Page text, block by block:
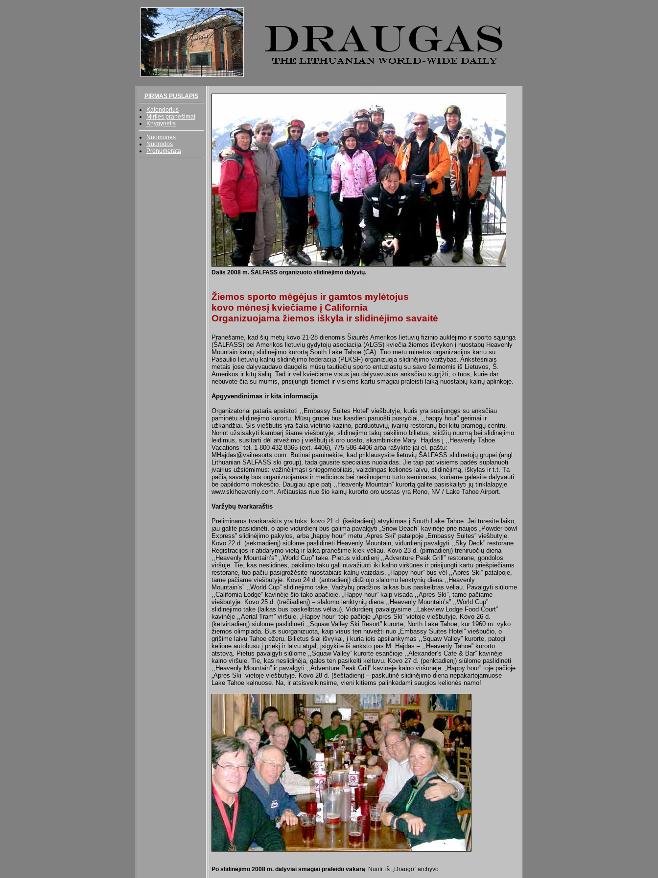
PIRMAS PUSLAPIS
Kalendorius
Mirties pranešimai
Knygynėlis
Nuomonės
Nuorodos
Prenumerata
Dalis 2008 m. ŠALFASS organizuoto slidinėjimo dalyvių.
Žiemos sporto mėgėjus ir gamtos mylėtojus
kovo mėnesį kviečiame į California
Organizuojama žiemos iškyla ir slidinėjimo savaitė
Pranešame, kad šių metų kovo 21-28 dienomis Šiaurės Amerikos lietuvių fizinio auklėjimo ir sporto sąjunga
(ŠALFASS) bei Amerikos lietuvių gydytojų asociacija (ALGS) kviečia žiemos išvykon į nuostabų Heavenly
Mountain kalnų slidinėjimo kurortą South Lake Tahoe (CA). Tuo metu minėtos organizacijos kartu su
Pasaulio lietuvių kalnų slidinėjimo federacija (PLKSF) organizuoja slidinėjimo varžybas. Ankstesniais
metais jose dalyvaudavo daugelis mūsų tautiečių sporto entuziastų su savo šeimomis iš Lietuvos, Š.
Amerikos ir kitų šalių. Tad ir vėl kviečiame visus jau dalyvavusius anksčiau sugrįžti, o tuos, kurie dar
nebuvote čia su mumis, prisijungti šiemet ir visiems kartu smagiai praleisti laiką nuostabių kalnų aplinkoje.
Apgyvendinimas ir kita informacija
Organizatoriai pataria apsistoti ,,Embassy Suites Hotel” viešbutyje, kuris yra susijungęs su anksčiau
paminėtu slidinėjimo kurortu. Mūsų grupei bus kasdien paruošti pusryčiai, ,,happy hour” gėrimai ir
užkandžiai. Šis viešbutis yra šalia vietinio kazino, parduotuvių, įvairių restoranų bei kitų pramogų centrų.
Norint užsisakyti kambarį šiame viešbutyje, slidinėjimo takų pakilimo bilietus, slidžių nuomą bei slidinėjimo
leidimus, susitarti dėl atvežimo į viešbutį iš oro uosto, skambinkite Mary Hajdas į ,,Heavenly Tahoe
Vacations” tel. 1-800-432-8365 (ext. 4406), 775-586-4406 arba rašykite jai el. paštu:
MHajdas@vailresorts.com. Būtinai paminėkite, kad priklausysite lietuvių ŠALFASS slidinėtojų grupei (angl.
Lithuanian SALFASS ski group), tada gausite specialias nuolaidas. Jie taip pat visiems padės suplanuoti
įvairius užsiėmimus: važinėjimąsi sniegomobiliais, vaizdingas keliones laivu, slidinėjimą, iškylas ir t.t. Tą
pačią savaitę bus organizuojamas ir medicinos bei nekilnojamo turto seminaras, kuriame galėsite dalyvauti
be papildomo mokesčio. Daugiau apie patį ,,Heavenly Mountain” kurortą galite pasiskaityti jų tinklalapyje
www.skiheavenly.com. Arčiausias nuo šio kalnų kurorto oro uostas yra Reno, NV / Lake Tahoe Airport.
Varžybų tvarkaraštis
Preliminarus tvarkaraštis yra toks: kovo 21 d. (šeštadienį) atvykimas į South Lake Tahoe. Jei turėsite laiko,
jau galite paslidinėti, o apie vidurdienį bus galima pavalgyti „Snow Beach” kavinėje prie naujos „Powder-bowl
Express” slidinėjimo pakylos, arba „happy hour” metu „Apres Ski” patalpoje „Embassy Suites” viešbutyje.
Kovo 22 d. (sekmadienį) siūlome paslidinėti Heavenly Mountain, vidurdienį pavalgyti ,,Sky Deck” restorane.
Registracijos ir atidarymo vietą ir laiką pranešime kiek vėliau. Kovo 23 d. (pirmadienį) treniruočių diena
,,Heavenly Mountain’s” ,,World Cup” take. Pietūs vidurdienį ,,Adventure Peak Grill” restorane, gondolos
viršuje. Tie, kas neslidinės, pakilimo taku gali nuvažiuoti iki kalno viršūnės ir prisijungti kartu priešpiečiams
restorane, tuo pačiu pasigrožėsite nuostabiais kalnų vaizdais. „Happy hour” bus vėl ,,Apres Ski” patalpoje,
tame pačiame viešbutyje. Kovo 24 d. (antradienį) didžiojo slalomo lenktynių diena ,,Heavenly
Mountain’s” ,,World Cup” slidinėjimo take. Varžybų pradžios laikas bus paskelbtas vėliau. Pavalgyti siūlome
,,California Lodge” kavinėje šio tako apačioje. „Happy hour” kaip visada ,,Apres Ski”, tame pačiame
viešbutyje. Kovo 25 d. (trečiadienį) – slalomo lenktynių diena ,,Heavenly Mountain’s” ,,World Cup”
slidinėjimo take (laikas bus paskelbtas vėliau). Vidurdienį pavalgysime ,,Lakeview Lodge Food Court”
kavinėje ,,Aerial Tram” viršuje. „Happy hour” toje pačioje „Apres Ski” vietoje viešbutyje. Kovo 26 d.
(ketvirtadienį) siūlome paslidinėti ,,Squaw Valley Ski Resort” kurorte, North Lake Tahoe, kur 1960 m. vyko
žiemos olimpiada. Bus suorganizuota, kaip visus ten nuvežti nuo „Embassy Suites Hotel” viešbučio, o
grįšime laivu Tahoe ežeru. Bilietus šiai išvykai, į kurią įeis apsilankymas ,,Squaw Valley” kurorte, patogi
kelionė autobusu į priekį ir laivu atgal, įsigykite iš anksto pas M. Hajdas – ,,Heavenly Tahoe” kurorto
atstovą. Pietus pavalgyti siūlome ,,Squaw Valley” kurorte esančioje ,,Alexander’s Cafe & Bar” kavinėje
kalno viršuje. Tie, kas neslidinėja, galės ten pasikelti keltuvu. Kovo 27 d. (penktadienį) siūlome paslidinėti
,,Heavenly Mountain” ir pavalgyti ,,Adventure Peak Grill” kavinėje kalno viršūnėje. „Happy hour” toje pačioje
„Apres Ski” vietoje viešbutyje. Kovo 28 d. (šeštadienį) – paskutinė slidinėjimo diena nepakartojamuose
Lake Tahoe kalnuose. Na, ir atsisveikinsime, vieni kitiems palinkėdami saugios kelionės namo!
Po slidinėjimo 2008 m. dalyviai smagiai praleido vakarą. Nuotr. iš ,,Draugo” archyvo